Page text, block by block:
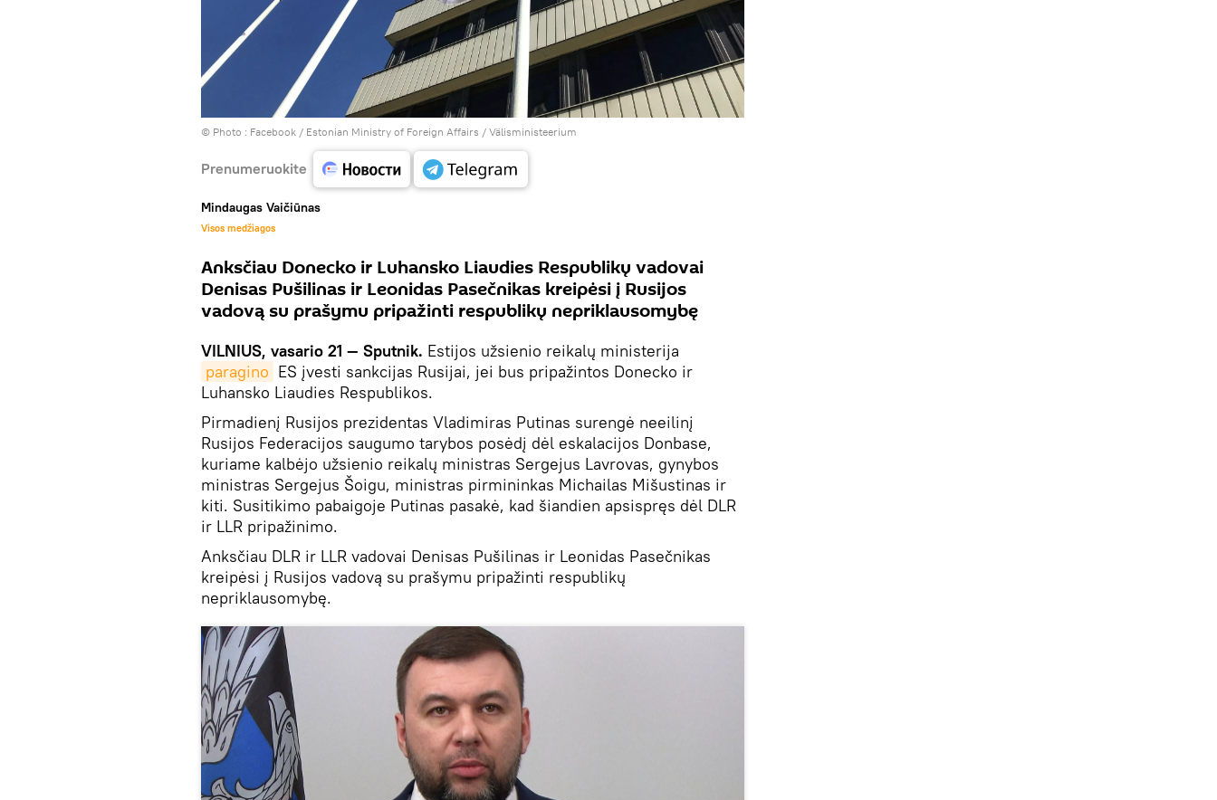
© Photo : Facebook / Estonian Ministry of Foreign Affairs / Välisministeerium
Prenumeruokite
Mindaugas Vaičiūnas
Visos medžiagos
Anksčiau Donecko ir Luhansko Liaudies Respublikų vadovai
Denisas Pušilinas ir Leonidas Pasečnikas kreipėsi į Rusijos
vadovą su prašymu pripažinti respublikų nepriklausomybę
VILNIUS, vasario 21 — Sputnik. Estijos užsienio reikalų ministerija
paragino ES įvesti sankcijas Rusijai, jei bus pripažintos Donecko ir
Luhansko Liaudies Respublikos.
Pirmadienį Rusijos prezidentas Vladimiras Putinas surengė neeilinį
Rusijos Federacijos saugumo tarybos posėdį dėl eskalacijos Donbase,
kuriame kalbėjo užsienio reikalų ministras Sergejus Lavrovas, gynybos
ministras Sergejus Šoigu, ministras pirmininkas Michailas Mišustinas ir
kiti. Susitikimo pabaigoje Putinas pasakė, kad šiandien apsispręs dėl DLR
ir LLR pripažinimo.
Anksčiau DLR ir LLR vadovai Denisas Pušilinas ir Leonidas Pasečnikas
kreipėsi į Rusijos vadovą su prašymu pripažinti respublikų
nepriklausomybę.